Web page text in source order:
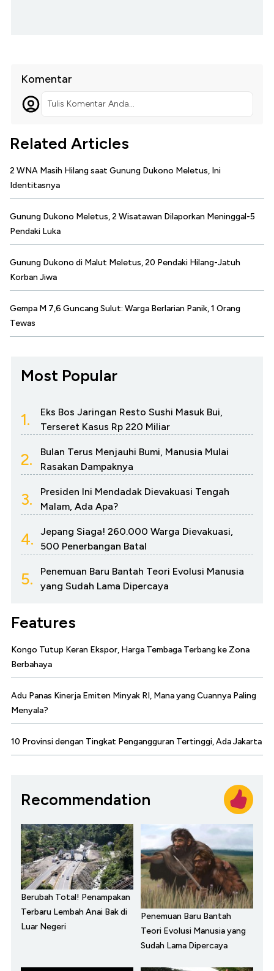
Komentar
Tulis Komentar Anda...
Related Articles
2 WNA Masih Hilang saat Gunung Dukono Meletus, Ini
Identitasnya
Gunung Dukono Meletus, 2 Wisatawan Dilaporkan Meninggal-5
Pendaki Luka
Gunung Dukono di Malut Meletus, 20 Pendaki Hilang-Jatuh
Korban Jiwa
Gempa M 7,6 Guncang Sulut: Warga Berlarian Panik, 1 Orang
Tewas
Most Popular
1.
Eks Bos Jaringan Resto Sushi Masuk Bui,
Terseret Kasus Rp 220 Miliar
2.
Bulan Terus Menjauhi Bumi, Manusia Mulai
Rasakan Dampaknya
3.
Presiden Ini Mendadak Dievakuasi Tengah
Malam, Ada Apa?
4.
Jepang Siaga! 260.000 Warga Dievakuasi,
500 Penerbangan Batal
5.
Penemuan Baru Bantah Teori Evolusi Manusia
yang Sudah Lama Dipercaya
Features
Kongo Tutup Keran Ekspor, Harga Tembaga Terbang ke Zona
Berbahaya
Adu Panas Kinerja Emiten Minyak RI, Mana yang Cuannya Paling
Menyala?
10 Provinsi dengan Tingkat Pengangguran Tertinggi, Ada Jakarta
Recommendation
Berubah Total! Penampakan
Terbaru Lembah Anai Bak di
Luar Negeri
Penemuan Baru Bantah
Teori Evolusi Manusia yang
Sudah Lama Dipercaya